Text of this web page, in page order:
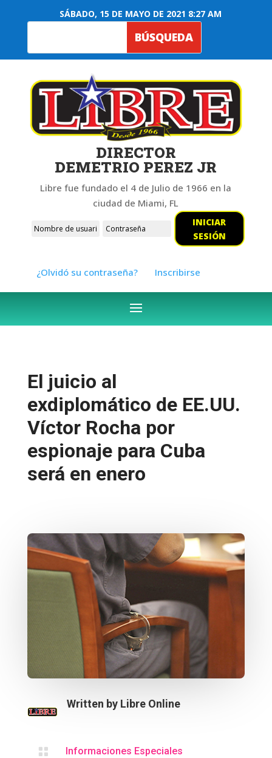
SÁBADO, 15 DE MAYO DE 2021 8:27 AM
DIRECTOR
DEMETRIO PEREZ JR
Libre fue fundado el 4 de Julio de 1966 en la
ciudad de Miami, FL
INICIAR
SESIÓN
¿Olvidó su contraseña? Inscribirse
El juicio al
exdiplomático de EE.UU.
Víctor Rocha por
espionaje para Cuba
será en enero
Written by Libre Online
 Informaciones Especiales